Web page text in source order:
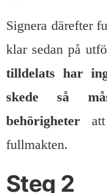
Signera därefter
klar sedan på
tilldelats har
skede så
behörigheter
fullmakten.
Steg 2